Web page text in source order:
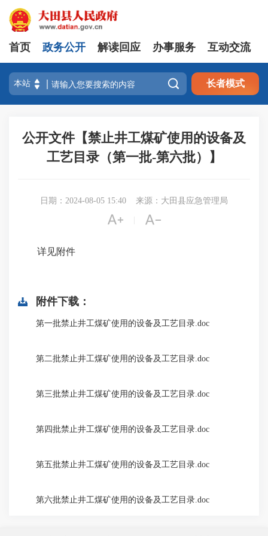
首页 政务公开 解读回应 办事服务 互动交流
 长者模式
公开文件【禁止井工煤矿使用的设备及
工艺目录（第一批-第六批）】
日期：2024-08-05 15:40 来源：大田县应急管理局
 
详见附件
附件下载：
第一批禁止井工煤矿使用的设备及工艺目录.doc
第二批禁止井工煤矿使用的设备及工艺目录.doc
第三批禁止井工煤矿使用的设备及工艺目录.doc
第四批禁止井工煤矿使用的设备及工艺目录.doc
第五批禁止井工煤矿使用的设备及工艺目录.doc
第六批禁止井工煤矿使用的设备及工艺目录.doc